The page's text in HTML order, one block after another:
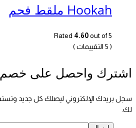
Hookah ملقط فحم
Rated 4.60out of 5
( 5 التقييمات )
اشترك واحصل على خصم 10%
لك.